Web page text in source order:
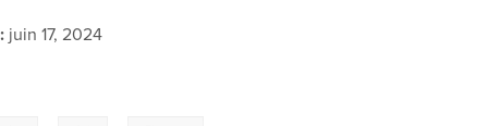
juin 17, 2024